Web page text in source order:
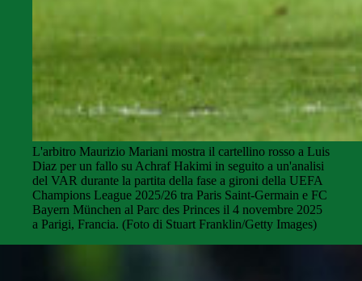
L'arbitro Maurizio Mariani mostra il cartellino rosso a Luis
Diaz per un fallo su Achraf Hakimi in seguito a un'analisi
del VAR durante la partita della fase a gironi della UEFA
Champions League 2025/26 tra Paris Saint-Germain e FC
Bayern München al Parc des Princes il 4 novembre 2025
a Parigi, Francia. (Foto di Stuart Franklin/Getty Images)